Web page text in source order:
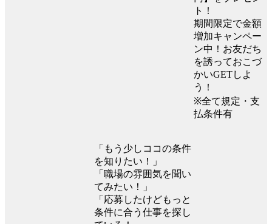
ト！
期間限定で金額
増加キャンペー
ン中！お友だち
を誘っておこづ
かいGETしよ
う！
※全て規定・支
払条件有
「もう少しココの条件
を知りたい！」
「職場の雰囲気を聞い
てみたい！」
「応募したけどもっと
条件に合う仕事を探し